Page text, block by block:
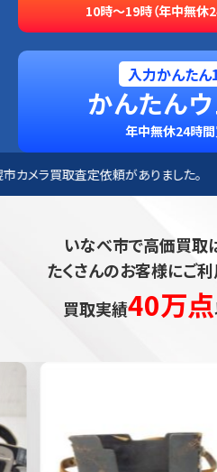
10時～19時（年中無休
入力かんた
かんたん
年中無休24時
りました。 2026年8月8日 札幌来店
いなべ市で高価買取
たくさんのお客様にご
買取実績40万点